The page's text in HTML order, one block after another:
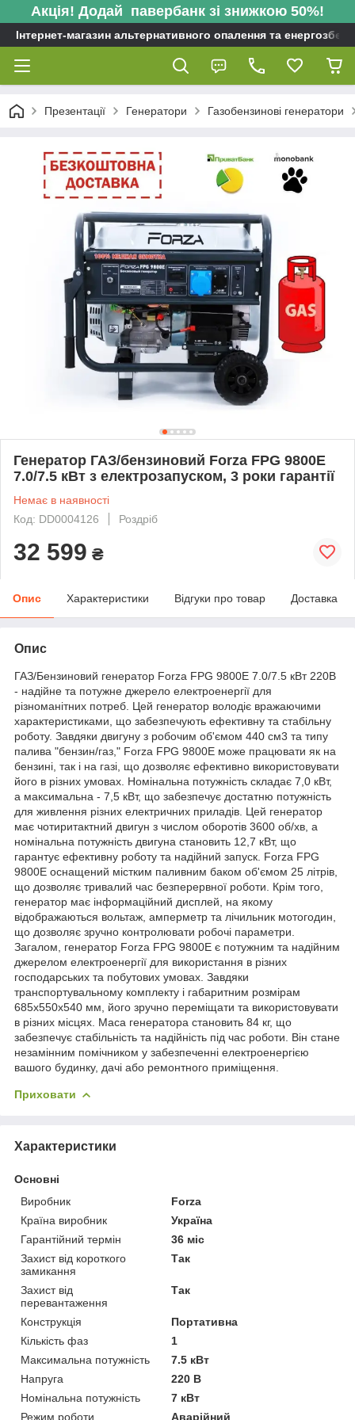
Акція! Додай павербанк зі знижкою 50%!
Інтернет-магазин альтернативного опалення та
Презентації Генератори Газобензинові генератори
Генератор ГАЗ/бензиновий Forza FPG 9800Е
7.0/7.5 кВт з електрозапуском, 3 роки гарантії
Немає в наявності
Код: DD0004126
Роздріб
32 599 ₴
Опис Характеристики Відгуки про товар Доставка
Опис
ГАЗ/Бензиновий генератор Forza FPG 9800Е 7.0/7.5 кВт 220В
- надійне та потужне джерело електроенергії для
різноманітних потреб. Цей генератор володіє вражаючими
характеристиками, що забезпечують ефективну та стабільну
роботу. Завдяки двигуну з робочим об'ємом 440 см3 та типу
палива "бензин/газ," Forza FPG 9800Е може працювати як на
бензині, так і на газі, що дозволяє ефективно використовувати
його в різних умовах. Номінальна потужність складає 7,0 кВт,
а максимальна - 7,5 кВт, що забезпечує достатню потужність
для живлення різних електричних приладів. Цей генератор
має чотиритактний двигун з числом оборотів 3600 об/хв, а
номінальна потужність двигуна становить 12,7 кВт, що
гарантує ефективну роботу та надійний запуск. Forza FPG
9800Е оснащений містким паливним баком об'ємом 25 літрів,
що дозволяє тривалий час безперервної роботи. Крім того,
генератор має інформаційний дисплей, на якому
відображаються вольтаж, амперметр та лічильник мотогодин,
що дозволяє зручно контролювати робочі параметри.
Загалом, генератор Forza FPG 9800Е є потужним та надійним
джерелом електроенергії для використання в різних
господарських та побутових умовах. Завдяки
транспортувальному комплекту і габаритним розмірам
685х550х540 мм, його зручно переміщати та використовувати
в різних місцях. Маса генератора становить 84 кг, що
забезпечує стабільність та надійність під час роботи. Він стане
незамінним помічником у забезпеченні електроенергією
вашого будинку, дачі або ремонтного приміщення.
Приховати
Характеристики
Основні
Виробник
Forza
Країна виробник
Україна
Гарантійний термін
36 міс
Захист від короткого
замикання
Так
Захист від
перевантаження
Так
Конструкція
Портативна
Кількість фаз
1
Максимальна потужність
7.5 кВт
Напруга
220 В
Номінальна потужність
7 кВт
Режим роботи
Аварійний